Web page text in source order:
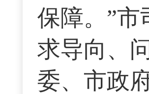
保障。”
求导向、
委、市政